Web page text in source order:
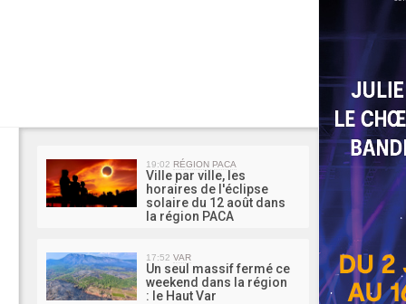
MA
19:02 RÉGION PACA
Ville par ville, les
horaires de l'éclipse
solaire du 12 août dans
la région PACA
17:52 VAR
Un seul massif fermé ce
weekend dans la région
: le Haut Var